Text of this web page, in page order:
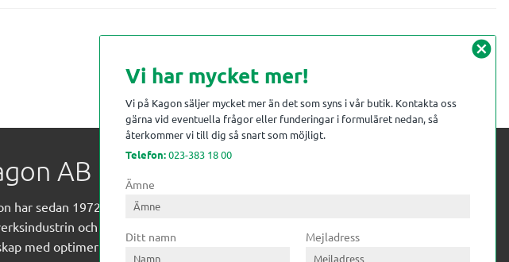
AB
har sedan 1972 levererat kompetens till
och övrig industri. Till träindustrin tillför vi
med optimeringslösningar från timmerplanen hela
cancel
Vi har mycket mer!
Vi på Kagon säljer mycket mer än det som syns i vår butik. Kontakta oss
gärna vid eventuella frågor eller funderingar i formuläret nedan, så
återkommer vi till dig så snart som möjligt.
Telefon:023-383 18 00
Ämne
Ditt namn Mejladress